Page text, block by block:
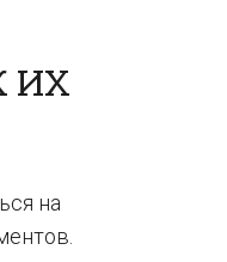
ИХ
на